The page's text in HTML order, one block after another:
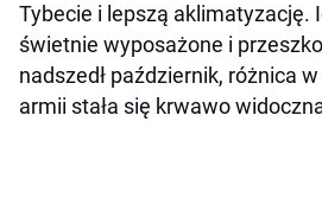
Tybecie i lepszą aklimatyzację.
świetnie wyposażone i
nadszedł październik, różnica
armii stała się krwawo